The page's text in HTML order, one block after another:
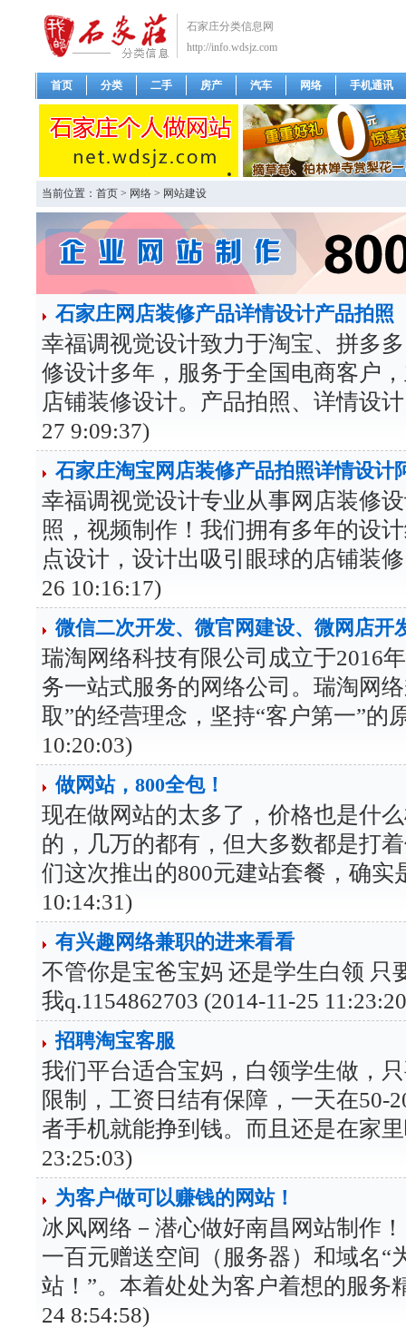
石家庄分类信息网
http://info.wdsjz.com
首页 分类 二手 房产 汽车 网络 手机通讯
当前位置： 首页 > 网络 > 网站建设
石家庄网店装修产品详情设计产品拍照
幸福调视觉设计致力于淘宝、拼多
修设计多年，服务于全国电商客户
店铺装修设计。产品拍照、详情设
27 9:09:37)
石家庄淘宝网店装修产品拍照详情设计
幸福调视觉设计专业从事网店装修
照，视频制作！我们拥有多年的设
点设计，设计出吸引眼球的店铺装
26 10:16:17)
微信二次开发、微官网建设、微网店开
瑞淘网络科技有限公司成立于2016
务一站式服务的网络公司。瑞淘网
取”的经营理念，坚持“客户第一”的
10:20:03)
做网站，800全包！
现在做网站的太多了，价格也是什
的，几万的都有，但大多数都是打
们这次推出的800元建站套餐，确实
10:14:31)
有兴趣网络兼职的进来看看
不管你是宝爸宝妈 还是学生白领 只
我q.1154862703 (2014-11-25
招聘淘宝客服
我们平台适合宝妈，白领学生做，
限制，工资日结有保障，一天在50-
者手机就能挣到钱。而且还是在家
23:25:03)
为客户做可以赚钱的网站！
冰风网络－潜心做好南昌网站制作
一百元赠送空间（服务器）和域名“
站！”。本着处处为客户着想的服务
24 8:54:58)